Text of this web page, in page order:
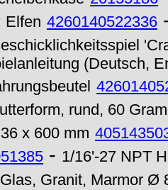
Elfen 4260140522336
(Deutsch,
rund, 60
x 600 mm
- 1/16'-27 NPT
Granit, Marmor Ø